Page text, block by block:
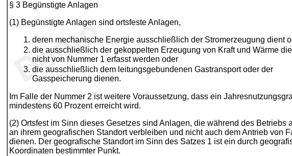
§ 3 Begünstigte Anlagen
(1) Begünstigte Anlagen sind ortsfeste Anlagen,
deren mechanische Energie ausschließlich der Stromerzeugung dient
die ausschließlich der gekoppelten Erzeugung von Kraft und Wärme
nicht von Nummer 1 erfasst werden oder
die ausschließlich dem leitungsgebundenen Gastransport oder der
Gasspeicherung dienen.
Im Falle der Nummer 2 ist weitere Voraussetzung, dass ein
mindestens 60 Prozent erreicht wird.
(2) Ortsfest im Sinn dieses Gesetzes sind Anlagen, die während des Betriebs
an ihrem geografischen Standort verbleiben und nicht auch dem Antrieb von
dienen. Der geografische Standort im Sinn des Satzes 1 ist ein durch
Koordinaten bestimmter Punkt.